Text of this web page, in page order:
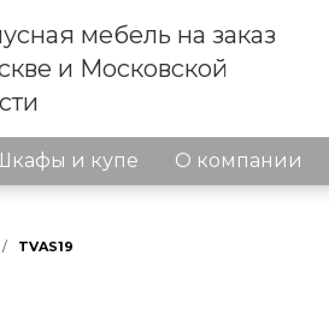
мебель на заказ
и Московской
и купе О компании
TVAS19